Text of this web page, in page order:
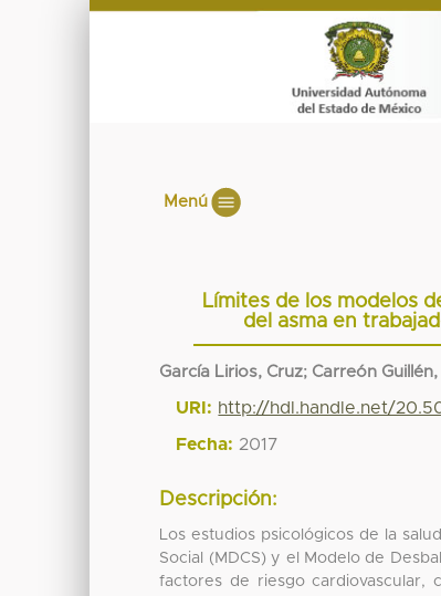
Menú
Límites de los modelos
del asma en
García Lirios, Cruz; Carreón
URI: http://hdl.handle.net/
Fecha: 2017
Descripción:
Los estudios psicológicos de la
Social (MDCS) y el Modelo de
factores de riesgo cardiovascular,